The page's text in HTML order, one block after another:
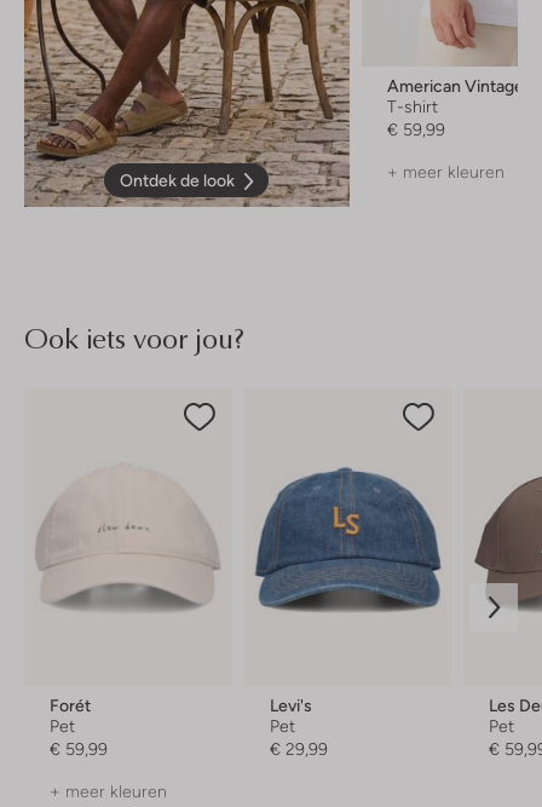
Ontdek de look
American Vintage
T-shirt
€ 59,99
+ meer kleuren
Ook iets voor jou?
Forét
Pet
€ 59,99
+ meer kleuren
Levi's
Pet
€ 29,99
Les
Pet
€